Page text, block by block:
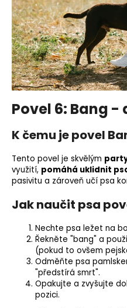
Povel 6: Bang
K čemu je povel
Tento povel je skvělým
využití, pomáhá uklidnit
pasivitu a zároveň učí psa
Jak naučit psa
Nechte psa ležet na
Řekněte "bang" a
(pokud to ovšem
Odměňte psa
"předstírá smrt".
Opakujte a zvyšujte
pozici.